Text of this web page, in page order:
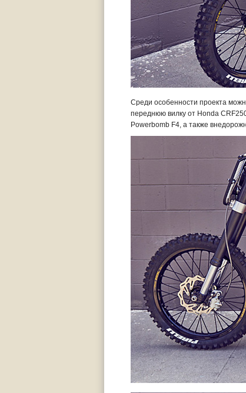
Среди особенности проекта
переднюю вилку от Honda
Powerbomb F4, а также